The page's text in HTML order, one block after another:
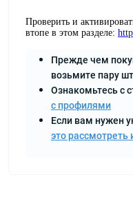
Проверить и
втопе в этом разделе:
Прежде чем
возьмите пару
Ознакомьтесь с
с профилями
Если вам нужен
это рассмотреть